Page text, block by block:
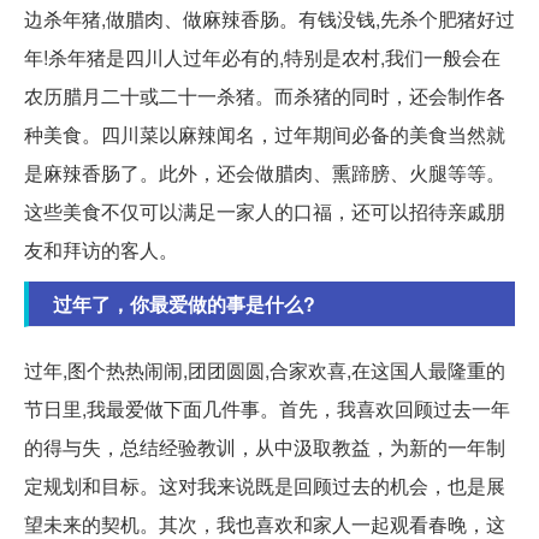
边杀年猪,做腊肉、做麻辣香肠。有钱没钱,先杀个肥猪好过
年!杀年猪是四川人过年必有的,特别是农村,我们一般会在
农历腊月二十或二十一杀猪。而杀猪的同时，还会制作各
种美食。四川菜以麻辣闻名，过年期间必备的美食当然就
是麻辣香肠了。此外，还会做腊肉、熏蹄膀、火腿等等。
这些美食不仅可以满足一家人的口福，还可以招待亲戚朋
友和拜访的客人。
过年了，你最爱做的事是什么?
过年,图个热热闹闹,团团圆圆,合家欢喜,在这国人最隆重的
节日里,我最爱做下面几件事。首先，我喜欢回顾过去一年
的得与失，总结经验教训，从中汲取教益，为新的一年制
定规划和目标。这对我来说既是回顾过去的机会，也是展
望未来的契机。其次，我也喜欢和家人一起观看春晚，这